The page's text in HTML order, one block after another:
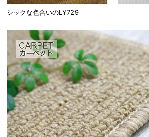
シックな色合いのLY729